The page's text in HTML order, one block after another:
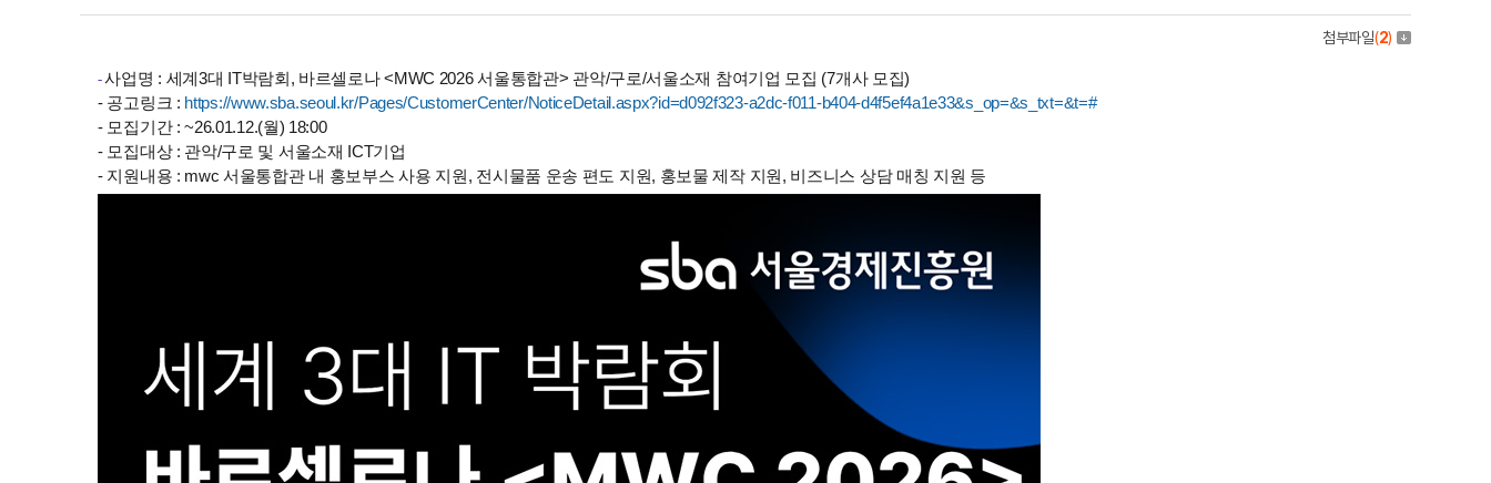
첨부파일(2)
-사업명 : 세계3대 IT박람회, 바르셀로나 <MWC 2026 서울통합관> 관악/구로/서울소재 참여기업 모집 (7개사 모집)
- 공고링크 : https://www.sba.seoul.kr/Pages/CustomerCenter/NoticeDetail.aspx?id=d092f323-a2dc-f011-b404-d4f5ef4a1e33&s_op=&s_txt=&t=#
- 모집기간 : ~26.01.12.(월) 18:00
- 모집대상 : 관악/구로 및 서울소재 ICT기업
- 지원내용 : mwc 서울통합관 내 홍보부스 사용 지원, 전시물품 운송 편도 지원, 홍보물 제작 지원, 비즈니스 상담 매칭 지원 등